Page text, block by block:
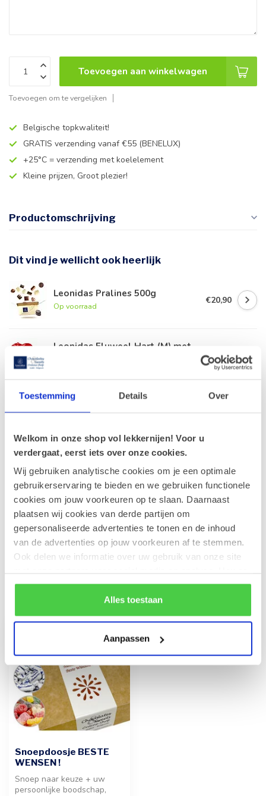
Toestemming Details Over
Welkom in onze shop vol lekkernijen! Voor u
verdergaat, eerst iets over onze cookies.
Wij gebruiken analytische cookies om je een optimale
gebruikerservaring te bieden en we gebruiken functionele
cookies om jouw voorkeuren op te slaan. Daarnaast
plaatsen wij cookies van derde partijen om
gepersonaliseerde advertenties te tonen en de inhoud
van de advertenties op jouw voorkeuren af te stemmen.
Ook delen we informatie over uw gebruik van onze site
rekening mee dat als je bepaalde cookies blokkeert, het
de correcte werking van de website kan verstoren.
Alles toestaan
Aanpassen
Toevoegen aan winkelwagen
Toevoegen om te vergelijken
Belgische topkwaliteit!
GRATIS verzending vanaf €55 (BENELUX)
+25°C = verzending met koelelement
Kleine prijzen, Groot plezier!
Productomschrijving
Dit vind je wellicht ook heerlijk
Leonidas Pralines 500g
Op voorraad
€20,90
Leonidas Fluweel Hart (M) met
€27,90
Leonidas Blauwe ladedoos 40
pralines
Op voorraad
€7,10
€5,35
Guimauve vrouwtjes 240g
Op voorraad
€5,00
Recent bekeken
Snoepdoosje BESTE
WENSEN !
Snoep naar keuze + uw
persoonlijke boodschap,